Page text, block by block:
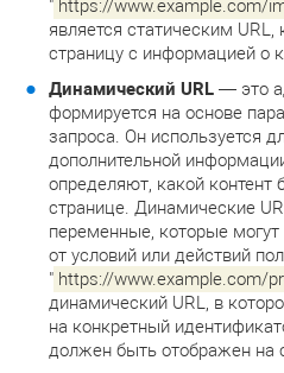
" https://www.example.com/
является статическим
страницу с информацией о
Динамический URL — это
формируется на основе
запроса. Он используется
дополнительной
определяют, какой контент
странице. Динамические
переменные, которые
от условий или действий
" https://www.example.com/
динамический URL, в
на конкретный
должен быть отображен на